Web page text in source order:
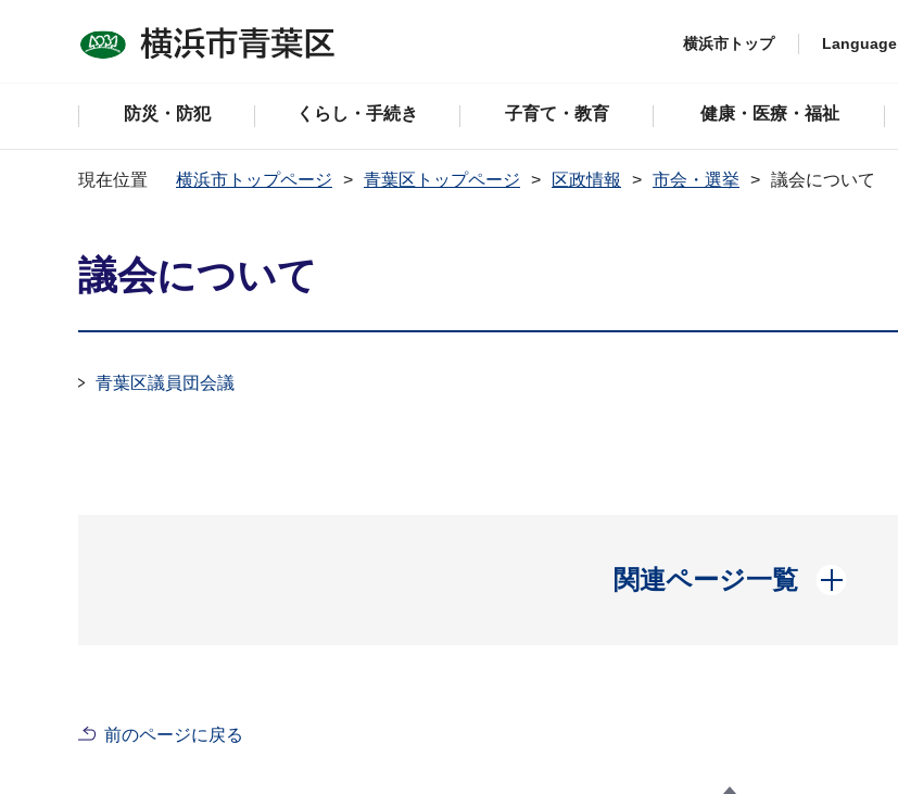
横浜市トップ Language
防災・防犯 くらし・手続き 子育て・教育 健康・医療・福祉
現在位置 横浜市トップページ 青葉区トップページ 区政情報 市会・選挙 議会について
議会について
青葉区議員団会議
関連ページ一覧
開く
前のページに戻る